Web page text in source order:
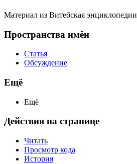
Материал из Витебская энциклопедии
Пространства имён
Статья
Обсуждение
Ещё
Ещё
Действия на странице
Читать
Просмотр кода
История